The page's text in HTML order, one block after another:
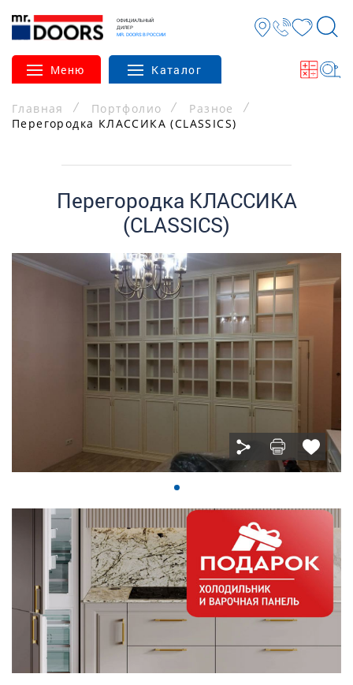
ОФИЦИАЛЬНЫЙ
ДИЛЕР
MR. DOORS В РОССИИ
Меню Каталог
Главная Портфолио
Разное
Перегородка КЛАССИКА (CLASSICS)
Перегородка КЛАССИКА
(CLASSICS)